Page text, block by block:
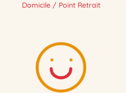
Domicile / Point Retrait